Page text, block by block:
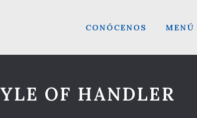
CONÓCENOS MENÚ
OF HANDLER